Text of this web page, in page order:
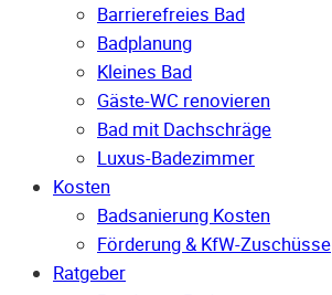
Barrierefreies Bad
Badplanung
Kleines Bad
Gäste-WC renovieren
Bad mit Dachschräge
Luxus-Badezimmer
Kosten
Badsanierung Kosten
Förderung & KfW-Zuschüsse
Ratgeber